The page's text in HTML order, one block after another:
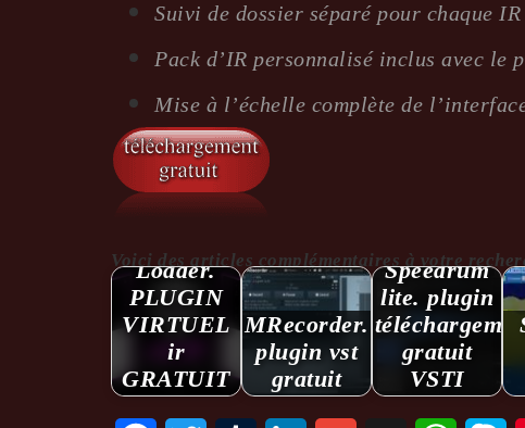
Suivi de dossier séparé pour chaque
Pack d’IR personnalisé inclus avec le
Mise à l’échelle complète de
Voici des articles complémentaires à votre
Loader.
PLUGIN
VIRTUEL
ir
GRATUIT
MRecorder.
plugin vst
gratuit
Speedrum
lite. plugin
gratuit
VSTI